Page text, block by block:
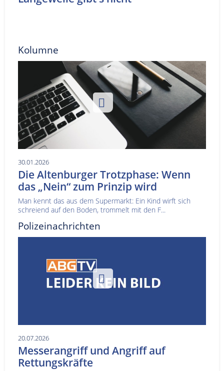
Kolumne
30.01.2026
Die Altenburger Trotzphase: Wenn
das „Nein“ zum Prinzip wird
Man kennt das aus dem Supermarkt: Ein Kind wirft sich
schreiend auf den Boden, trommelt mit den F...
Polizeinachrichten
20.07.2026
Messerangriff und Angriff auf
Rettungskräfte